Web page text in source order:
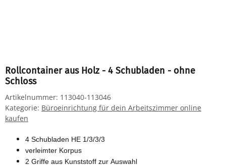
Rollcontainer aus Holz - 4 Schubladen - ohne
Schloss
Artikelnummer: 113040-113046
Kategorie: Büroeinrichtung für dein Arbeitszimmer online
kaufen
4 Schubladen HE 1/3/3/3
verleimter Korpus
2 Griffe aus Kunststoff zur Auswahl